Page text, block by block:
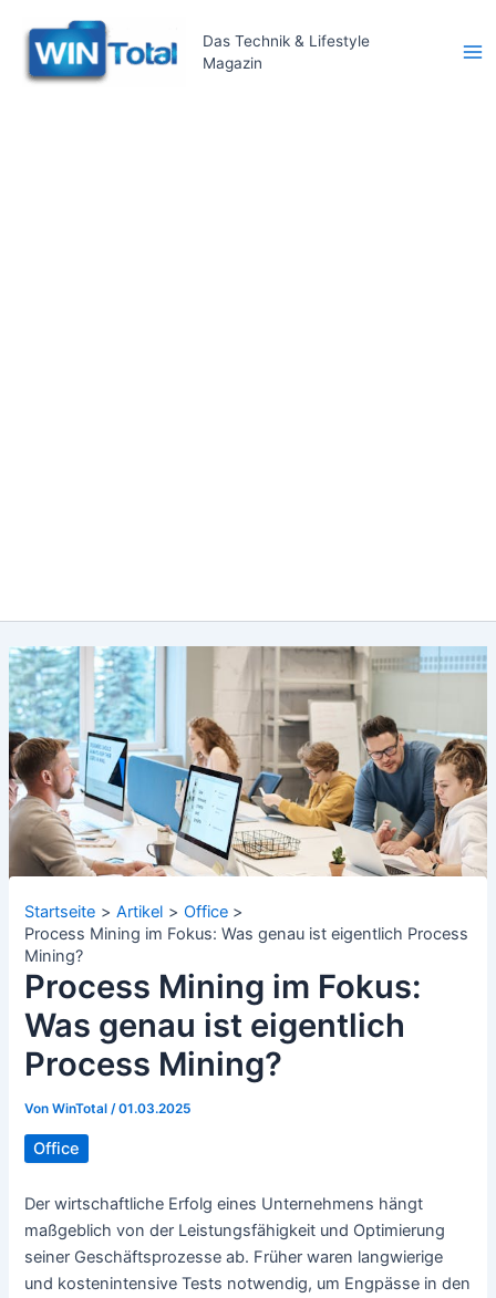
Inhalt
springen
Das Technik & Lifestyle
Magazin
Startseite Artikel
Office
Process Mining im Fokus: Was genau ist eigentlich Process
Mining?
Process Mining im Fokus:
Was genau ist eigentlich
Process Mining?
VonWinTotal/01.03.2025
Office
Der wirtschaftliche Erfolg eines Unternehmens hängt
maßgeblich von der Leistungsfähigkeit und Optimierung
seiner Geschäftsprozesse ab. Früher waren langwierige
und kostenintensive Tests notwendig, um Engpässe in den